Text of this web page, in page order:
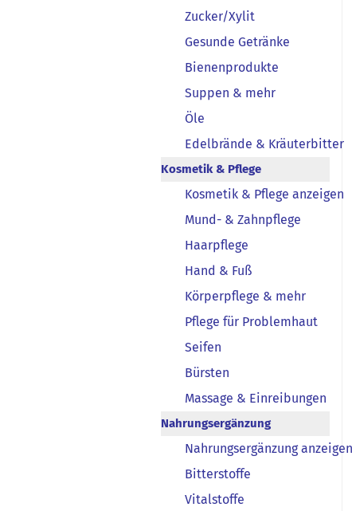
Zucker/Xylit
Gesunde Getränke
Bienenprodukte
Suppen & mehr
Öle
Edelbrände & Kräuterbitter
Kosmetik & Pflege
Kosmetik & Pflege anzeigen
Mund- & Zahnpflege
Haarpflege
Hand & Fuß
Körperpflege & mehr
Pflege für Problemhaut
Seifen
Bürsten
Massage & Einreibungen
Nahrungsergänzung
Nahrungsergänzung anzeigen
Bitterstoffe
Vitalstoffe